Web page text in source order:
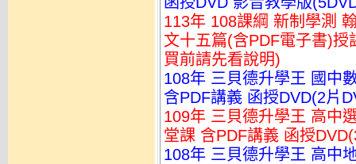
113年 108課綱 新制學測
文十五篇(含PDF電子書)
買前請先看說明)
108年 三貝德升學王 國中
含PDF講義 函授DVD(2片
109年 三貝德升學王 高中
堂課 含PDF講義 函授
108年 三貝德升學王 高中